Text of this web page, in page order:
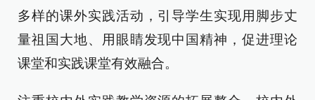
多样的课外实践活动，引导学生实现用脚步丈
量祖国大地、用眼睛发现中国精神，促进理论
课堂和实践课堂有效融合。